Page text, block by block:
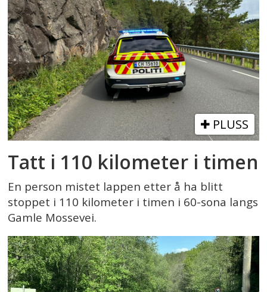
PLUSS
Tatt i 110 kilometer i timen
En person mistet lappen etter å ha blitt
stoppet i 110 kilometer i timen i 60-sona langs
Gamle Mossevei.